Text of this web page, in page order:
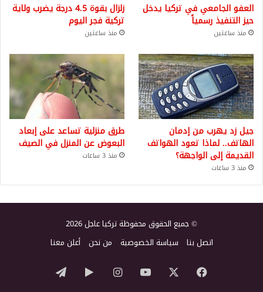
العفو الجامعي في تركيا يدخل
حيز التنفيذ رسمياً
منذ ساعتين
زلزال بقوة 4.5 درجة يضرب ولاية
تركية فجر اليوم
منذ ساعتين
جيل زد يهرب من إدمان
الهاتف.. لماذا تعود الهواتف
القديمة إلى الواجهة؟
منذ 3 ساعات
طرق منزلية تساعد على إبعاد
البعوض عن المنزل في الصيف
منذ 3 ساعات
© جميع الحقوق محفوظة تركيا عاجل 2026
اتصل بنا سياسة الخصوصية من نحن أعلن معنا
فيسبوك ‫YouTubeانستقرام‏Googleتيلقرام